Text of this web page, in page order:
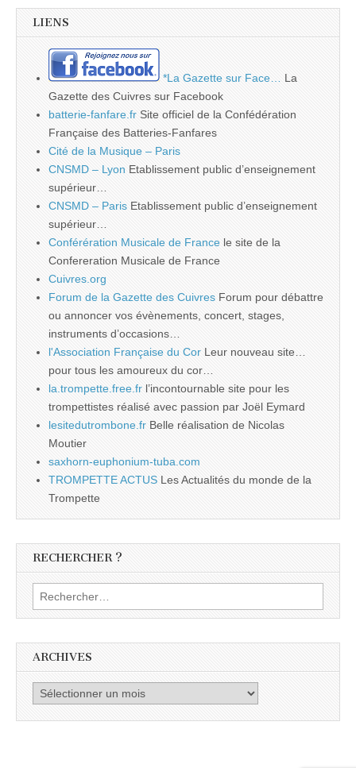
LIENS
*La Gazette sur Face…
La
Gazette des Cuivres sur Facebook
batterie-fanfare.fr Site officiel de la Confédération
Française des Batteries-Fanfares
Cité de la Musique – Paris
CNSMD – Lyon Etablissement public d’enseignement
supérieur…
CNSMD – Paris Etablissement public d’enseignement
supérieur…
Conférération Musicale de France le site de la
Confereration Musicale de France
Cuivres.org
Forum de la Gazette des Cuivres Forum pour débattre
ou annoncer vos évènements, concert, stages,
instruments d’occasions…
l'Association Française du Cor Leur nouveau site…
pour tous les amoureux du cor…
la.trompette.free.fr l’incontournable site pour les
trompettistes réalisé avec passion par Joël Eymard
lesitedutrombone.fr Belle réalisation de Nicolas
Moutier
saxhorn-euphonium-tuba.com
TROMPETTE ACTUS Les Actualités du monde de la
Trompette
RECHERCHER ?
Rechercher :
ARCHIVES
Archives